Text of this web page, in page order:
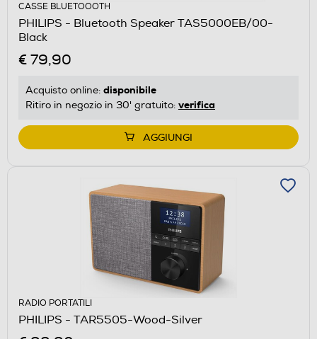
CASSE BLUETOOOTH
PHILIPS - Bluetooth Speaker TAS5000EB/00-
Black
€ 79,90
Acquisto online: disponibile
Ritiro in negozio in 30' gratuito: verifica
AGGIUNGI
RADIO PORTATILI
PHILIPS - TAR5505-Wood-Silver